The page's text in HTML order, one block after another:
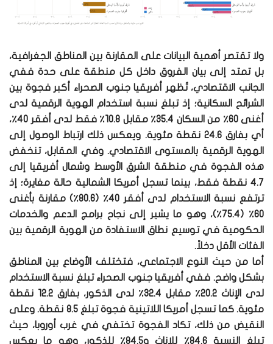
ولا تقتصر أهمية البيانات على المقارنة بين المناطق الجغرافية،
بل تمتد إلى بيان الفروق داخل كل منطقة على حدة ففي
الجانب الاقتصادي، تُظهر أفريقيا جنوب الصحراء أكبر فجوة بين
الشرائح السكانية؛ إذ تبلغ نسبة استخدام الهوية الرقمية لدى
أغنى 60٪ من السكان 35.4٪ مقابل 10.8٪ فقط لدى أفقر 40٪،
أي بفارق 24.6 نقطة مئوية. ويعكس ذلك ارتباط الوصول إلى
الهوية الرقمية بالمستوى الاقتصادي. وفي المقابل، تنخفض
هذه الفجوة في منطقة الشرق الأوسط وشمال أفريقيا إلى
4.7 نقطة فقط، بينما تسجل أمريكا الشمالية حالة مغايرة؛ إذ
ترتفع نسبة الاستخدام لدى أفقر 40٪ (80.6٪) مقارنة بأغنى
60٪ (75.4٪)، وهو ما يشير إلى نجاح برامج الدعم والخدمات
الحكومية في توسيع نطاق الاستفادة من الهوية الرقمية بين
الفئات الأقل دخلاً.
أما من حيث النوع الاجتماعي، فتختلف الأوضاع بين المناطق
بشكل واضح. ففي أفريقيا جنوب الصحراء تبلغ نسبة الاستخدام
لدى الإناث 20.2٪ مقابل 32.4٪ لدى الذكور، بفارق 12.2 نقطة
مئوية. كما تسجل أمريكا اللاتينية فجوة تبلغ 8.5 نقطة. وعلى
النقيض من ذلك، تكاد الفجوة تختفي في غرب أوروبا، حيث
تبلغ النسبة 84.6٪ للإناث و84.5٪ للذكور، وهو ما يعكس